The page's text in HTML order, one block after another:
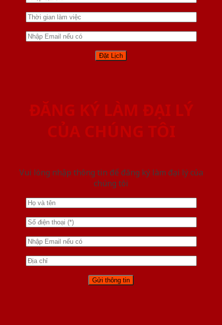
ĐĂNG KÝ LÀM ĐẠI LÝ
CỦA CHÚNG TÔI
Vui lòng nhập thông tin để đăng ký làm đại lý của
chúng tôi